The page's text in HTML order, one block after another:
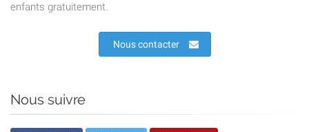
enfants gratuitement.
Nous contacter
Nous suivre